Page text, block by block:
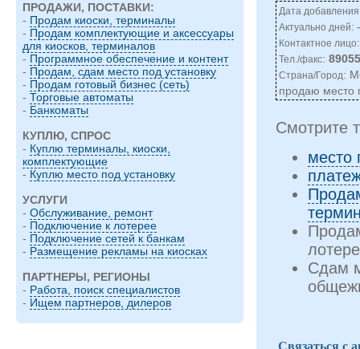
ПРОДАЖИ, ПОСТАВКИ:
- Продам киоски, терминалы
- Продам комплектующие и аксессуары
для киосков, терминалов
- Программное обеспечение и контент
- Продам, сдам место под установку
- Продам готовый бизнес (сеть)
- Торговые автоматы
- Банкоматы
КУПЛЮ, СПРОС
- Куплю терминалы, киоски,
комплектующие
- Куплю место под установку
УСЛУГИ
- Обслуживание, ремонт
- Подключение к лотерее
- Подключение сетей к банкам
- Размещение рекламы на киосках
ПАРТНЕРЫ, РЕГИОНЫ
- Работа, поиск специалистов
- Ищем партнеров, дилеров
Дата
Актуально дней:-
Контактное лицо
Тел./факс:
Страна/Город:
продаю место
Смотрите
место
Сдам